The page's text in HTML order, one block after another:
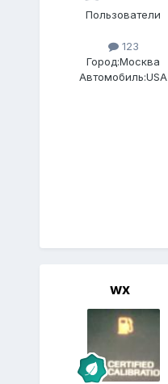
Пользователи
123
Город:Москва
Автомобиль:USA
wx